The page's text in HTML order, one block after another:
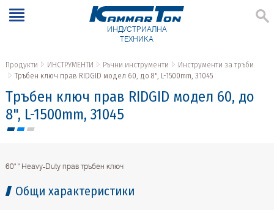
ИНДУСТРИАЛНА
ТЕХНИКА
Продукти ИНСТРУМЕНТИ Ръчни инструменти
Инструменти за тръби
Тръбен ключ прав RIDGID модел 60, до 8", L-1500mm, 31045
Тръбен ключ прав RIDGID модел 60, до
8", L-1500mm, 31045
60" " Heavy-Duty прав тръбен ключ
Общи характеристики